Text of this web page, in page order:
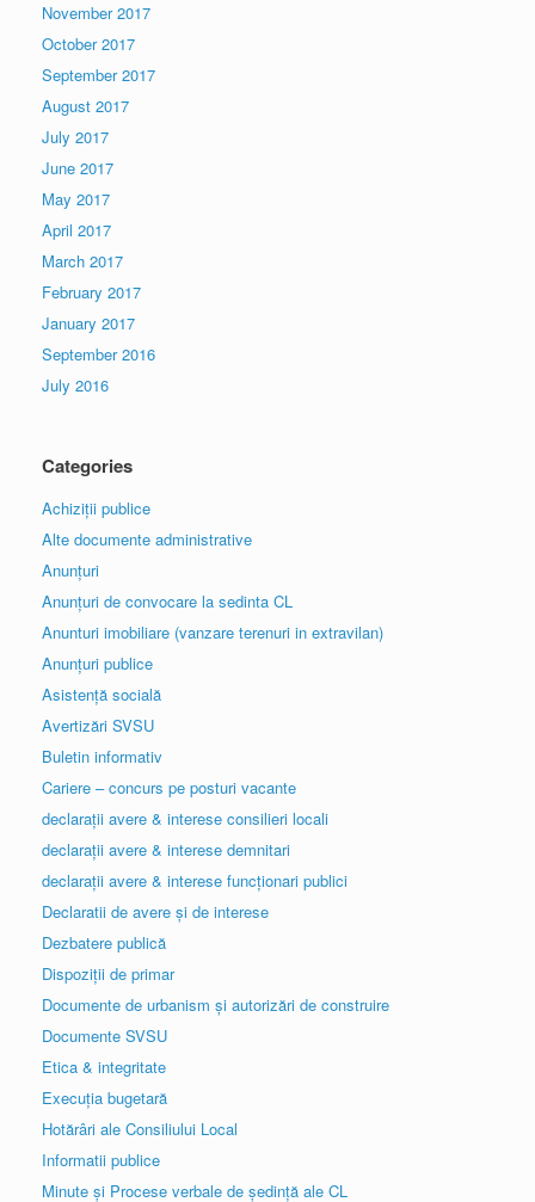
November 2017
October 2017
September 2017
August 2017
July 2017
June 2017
May 2017
April 2017
March 2017
February 2017
January 2017
September 2016
July 2016
Categories
Achiziții publice
Alte documente administrative
Anunțuri
Anunțuri de convocare la sedinta CL
Anunturi imobiliare (vanzare terenuri in extravilan)
Anunțuri publice
Asistență socială
Avertizări SVSU
Buletin informativ
Cariere – concurs pe posturi vacante
declarații avere & interese consilieri locali
declarații avere & interese demnitari
declarații avere & interese funcționari publici
Declaratii de avere și de interese
Dezbatere publică
Dispoziții de primar
Documente de urbanism și autorizări de construire
Documente SVSU
Etica & integritate
Execuția bugetară
Hotărâri ale Consiliului Local
Informatii publice
Minute și Procese verbale de ședință ale CL